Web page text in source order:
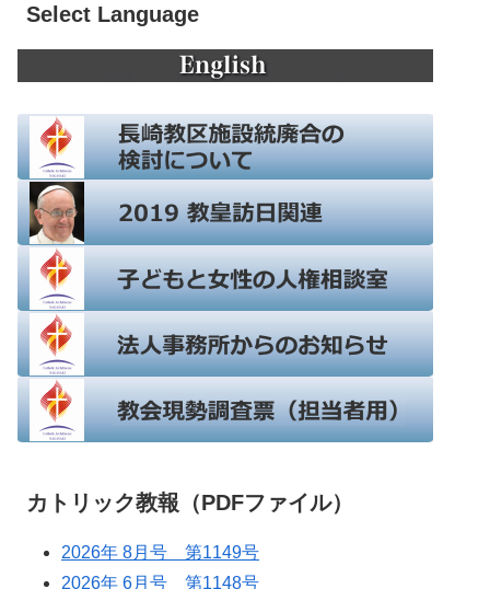
Select Language
カトリック教報（PDFファイル）
2026年 8月号 第1149号
2026年 6月号 第1148号